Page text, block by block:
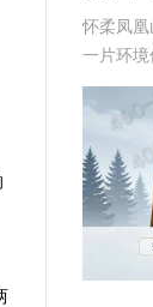
怀柔凤
一片环
不仅拥
的原生
而尊贵
特惠活动